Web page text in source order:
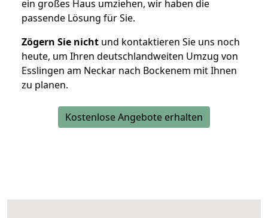
ein großes Haus umziehen, wir haben die
passende Lösung für Sie.
Zögern Sie nicht und kontaktieren Sie uns noch
heute, um Ihren deutschlandweiten Umzug von
Esslingen am Neckar nach Bockenem mit Ihnen
zu planen.
Kostenlose Angebote erhalten